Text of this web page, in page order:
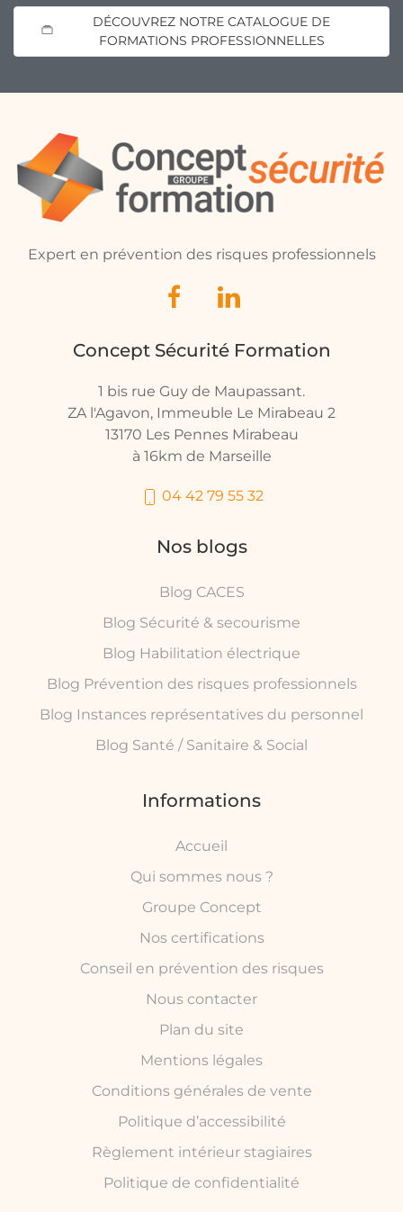
DÉCOUVREZ NOTRE CATALOGUE DE
FORMATIONS PROFESSIONNELLES
Expert en prévention des risques professionnels
Concept Sécurité Formation
1 bis rue Guy de Maupassant.
ZA l'Agavon, Immeuble Le Mirabeau 2
13170 Les Pennes Mirabeau
à 16km de Marseille
04 42 79 55 32
Nos blogs
Blog CACES
Blog Sécurité & secourisme
Blog Habilitation électrique
Blog Prévention des risques professionnels
Blog Instances représentatives du personnel
Blog Santé / Sanitaire & Social
Informations
Accueil
Qui sommes nous ?
Groupe Concept
Nos certifications
Conseil en prévention des risques
Nous contacter
Plan du site
Mentions légales
Conditions générales de vente
Politique d’accessibilité
Règlement intérieur stagiaires
Politique de confidentialité